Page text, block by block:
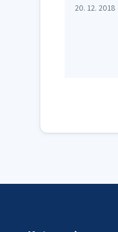
20. 12. 2018